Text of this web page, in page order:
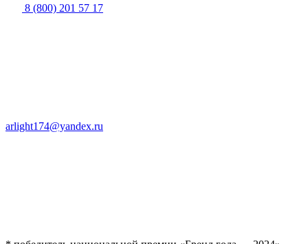
8 (800) 201 57 17
arlight174@yandex.ru